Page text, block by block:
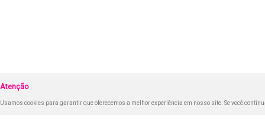
Atenção
Usamos cookies para garantir que oferecemos a melhor experiência em nosso site. Se você